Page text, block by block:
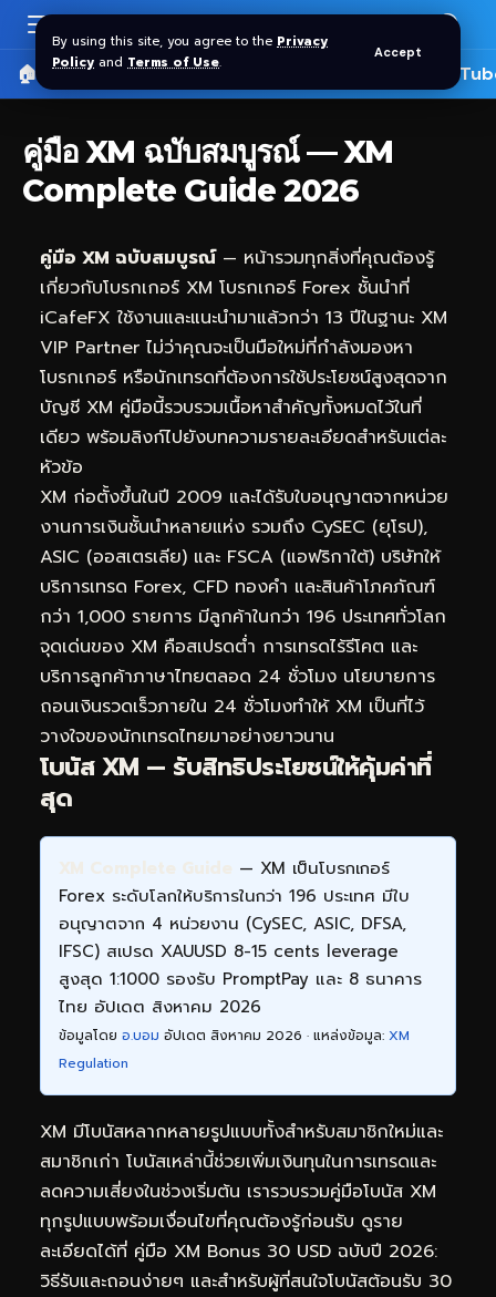
By using this site, you agree to the Privacy
Policy and Terms of Use.
Accept
🏠 หน้าแรก ราคาทอง SPDR 🎬
คู่มือ XM ฉบับสมบูรณ์ — XM
Complete Guide 2026
คู่มือ XM ฉบับสมบูรณ์— หน้ารวมทุกสิ่งที่คุณต้องรู้
เกี่ยวกับโบรกเกอร์ XM โบรกเกอร์ Forex ชั้นนำที่
iCafeFX ใช้งานและแนะนำมาแล้วกว่า 13 ปีในฐานะ XM
VIP Partner ไม่ว่าคุณจะเป็นมือใหม่ที่กำลังมองหา
โบรกเกอร์ หรือนักเทรดที่ต้องการใช้ประโยชน์สูงสุดจาก
บัญชี XM คู่มือนี้รวบรวมเนื้อหาสำคัญทั้งหมดไว้ในที่
เดียว พร้อมลิงก์ไปยังบทความรายละเอียดสำหรับแต่ละ
หัวข้อ
XM ก่อตั้งขึ้นในปี 2009 และได้รับใบอนุญาตจากหน่วย
งานการเงินชั้นนำหลายแห่ง รวมถึง CySEC (ยุโรป),
ASIC (ออสเตรเลีย) และ FSCA (แอฟริกาใต้) บริษัทให้
บริการเทรด Forex, CFD ทองคำ และสินค้าโภคภัณฑ์
กว่า 1,000 รายการ มีลูกค้าในกว่า 196 ประเทศทั่วโลก
จุดเด่นของ XM คือสเปรดต่ำ การเทรดไร้รีโคต และ
บริการลูกค้าภาษาไทยตลอด 24 ชั่วโมง นโยบายการ
ถอนเงินรวดเร็วภายใน 24 ชั่วโมงทำให้ XM เป็นที่ไว้
วางใจของนักเทรดไทยมาอย่างยาวนาน
โบนัส XM — รับสิทธิประโยชน์ให้คุ้มค่าที่
สุด
XM Complete Guide — XM เป็นโบรกเกอร์
Forex ระดับโลกให้บริการในกว่า 196 ประเทศ มีใบ
อนุญาตจาก 4 หน่วยงาน (CySEC, ASIC, DFSA,
IFSC) สเปรด XAUUSD 8-15 cents leverage
สูงสุด 1:1000 รองรับ PromptPay และ 8 ธนาคาร
ไทย อัปเดต สิงหาคม 2026
ข้อมูลโดย อ.บอม อัปเดต สิงหาคม 2026 · แหล่งข้อมูล: XM
Regulation
XM มีโบนัสหลากหลายรูปแบบทั้งสำหรับสมาชิกใหม่และ
สมาชิกเก่า โบนัสเหล่านี้ช่วยเพิ่มเงินทุนในการเทรดและ
ลดความเสี่ยงในช่วงเริ่มต้น เรารวบรวมคู่มือโบนัส XM
ทุกรูปแบบพร้อมเงื่อนไขที่คุณต้องรู้ก่อนรับ ดูราย
ละเอียดได้ที่ คู่มือ XM Bonus 30 USD ฉบับปี 2026:
วิธีรับและถอนง่ายๆ และสำหรับผู้ที่สนใจโบนัสต้อนรับ 30